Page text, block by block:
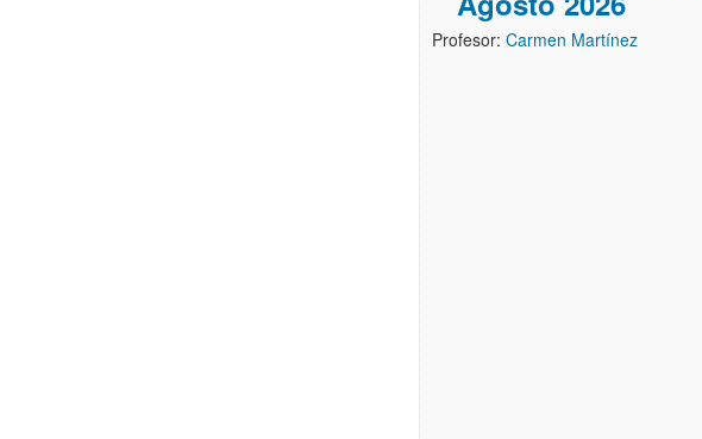
Profesor: Carmen Martínez